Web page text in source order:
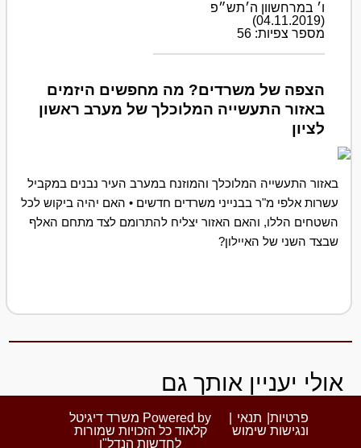
ו׳ במרחשוון ה׳תש״פ
(04.11.2019)
מספר צפיות: 56
הצפה של משרדים? מה מחפשים היזמים
באזור התעשייה המלוכלך של מערב ראשון
לציון
באזור התעשייה המלוכלך והמוזנח במערב העיר נבנים במקביל
עשרות אלפי מ"ר בבנייני משרדים חדשים • האם יהיה ביקוש לכל
השטחים הללו, והאם האזור יצליח להתרומם לצד מתחם האלף
שבצד השני של האיילון?
אולי יעניין אותך גם
פרטיות
ונגישות
תנאי
שימוש
Powered by משרד דיגיטל
קלאוד כל הזכויות שמורות
לחדשות הנדל"ן